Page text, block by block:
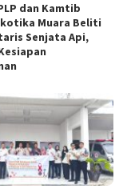
dan Kamtib
Muara Beliti
Senjata Api,